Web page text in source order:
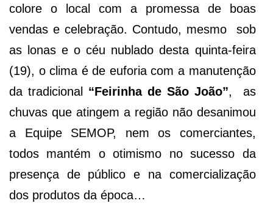
colore o local com a promessa de boas
vendas e celebração. Contudo, mesmo sob
as lonas e o céu nublado desta quinta-feira
(19), o clima é de euforia com a manutenção
da tradicional “Feirinha de São João”, as
chuvas que atingem a região não desanimou
a Equipe SEMOP, nem os comerciantes,
todos mantém o otimismo no sucesso da
presença de público e na comercialização
dos produtos da época…